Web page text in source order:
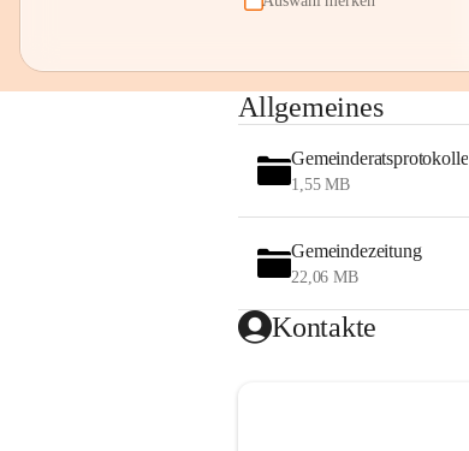
Allgemeines
Gemeinderatsprotokolle
1,55 MB
Gemeindezeitung
22,06 MB
Kontakte